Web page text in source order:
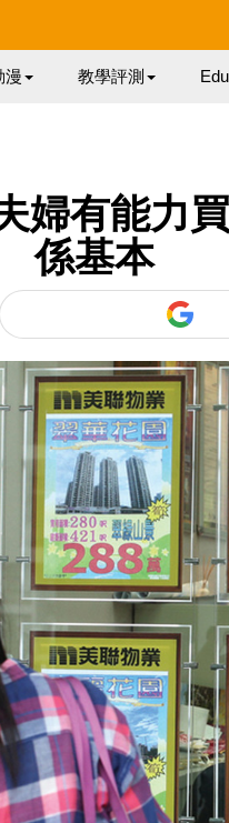
漫 教學評測
婦有能力
係基本